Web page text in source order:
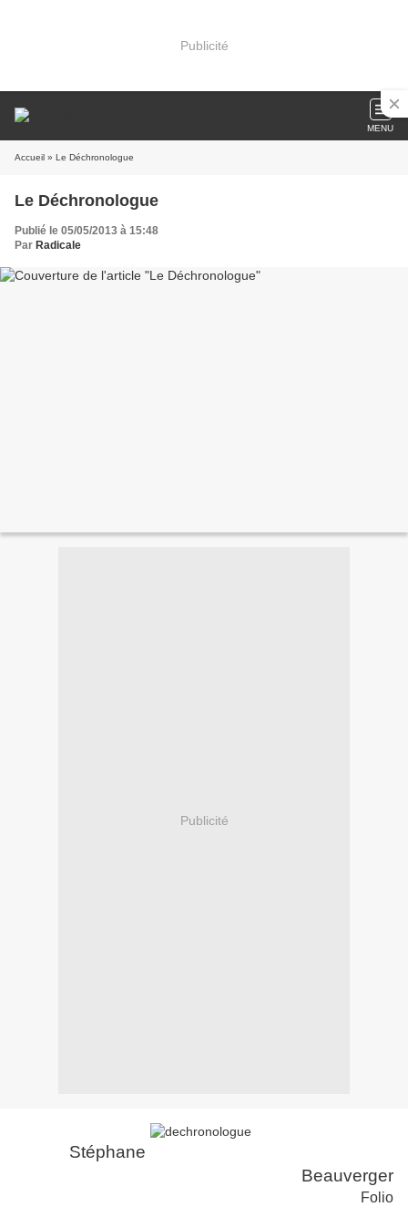
Publicité
MENU
Accueil » Le Déchronologue
Le Déchronologue
Publié le 05/05/2013 à 15:48
Par Radicale
Publicité
Stéphane
Beauverger
Folio